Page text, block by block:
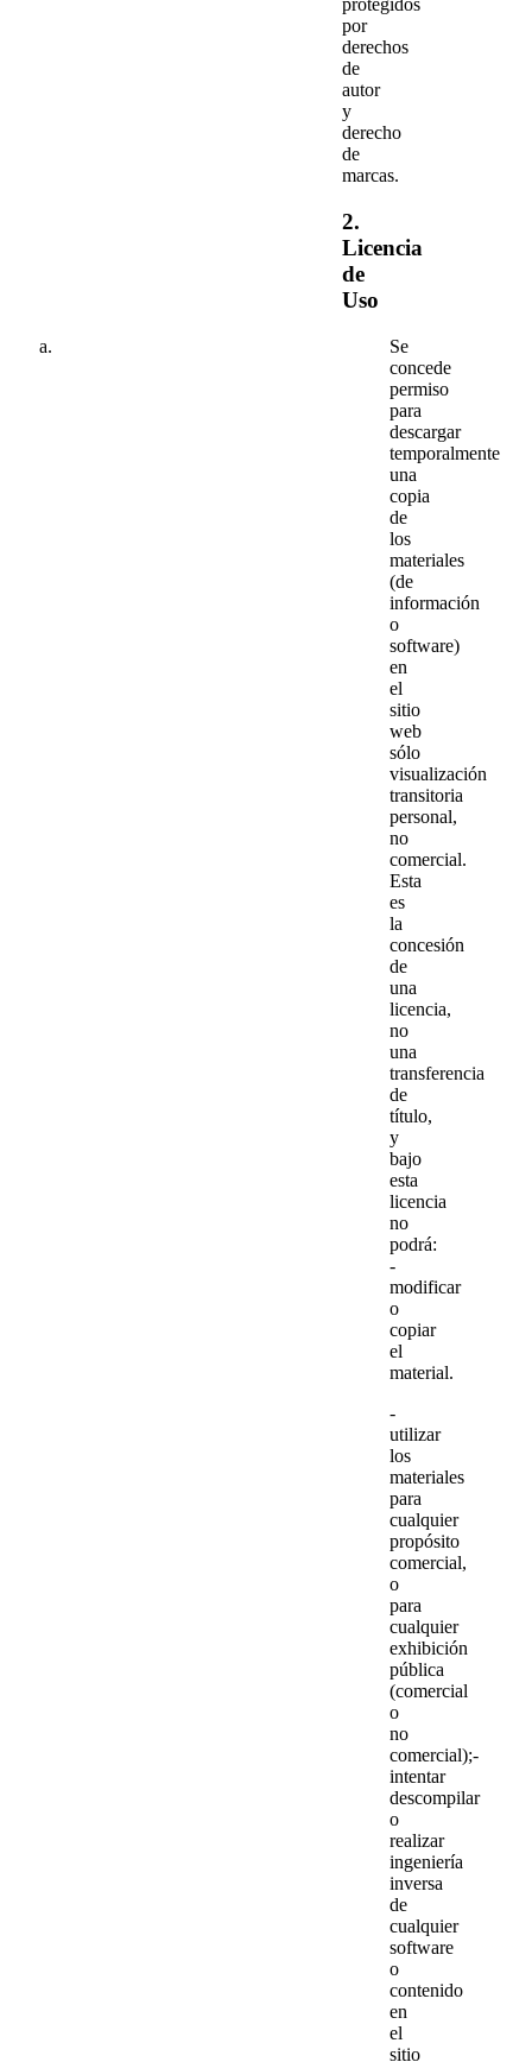
protegidos
por
derechos
de
autor
y
derecho
de
marcas.
2.
Licencia
de
Uso
Se
concede
permiso
para
descargar
temporalmente
una
copia
de
los
materiales
(de
información
o
software)
en
el
sitio
web
sólo
visualización
transitoria
personal,
no
comercial.
Esta
es
la
concesión
de
una
licencia,
no
una
transferencia
de
título,
y
bajo
esta
licencia
no
podrá:
-
modificar
o
copiar
el
material.
-
utilizar
los
materiales
para
cualquier
propósito
comercial,
o
para
cualquier
exhibición
pública
(comercial
o
no
comercial);-
intentar
descompilar
o
realizar
ingeniería
inversa
de
cualquier
software
o
contenido
en
el
sitio